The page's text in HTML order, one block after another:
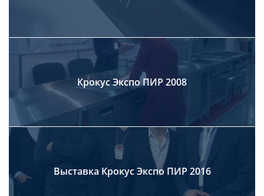
Крокус Экспо ПИР 2008
Выставка Крокус Экспо ПИР 2016